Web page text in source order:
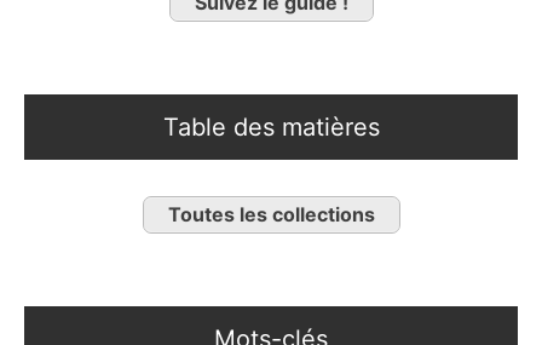
Table des matières
Toutes les collections